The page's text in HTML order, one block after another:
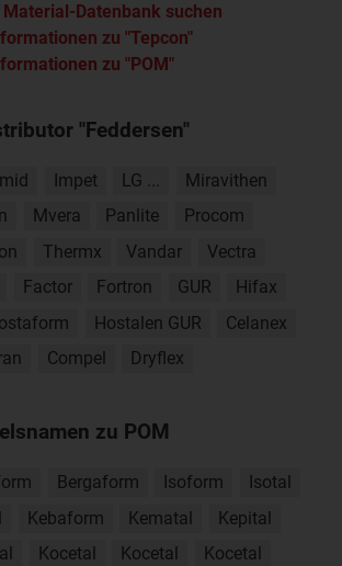
Material-Datenbank suchen
zu "Tepcon"
zu "POM"
"Feddersen"
Impet LG ...
Miravithen
Mvera Panlite
Procom
Thermx Vandar
Vectra
Factor Fortron GUR
Hifax
Hostalen GUR
Celanex
Compel Dryflex
zu POM
Bergaform Isoform
Isotal
Kebaform Kematal
Kepital
Kocetal Kocetal
Kocetal